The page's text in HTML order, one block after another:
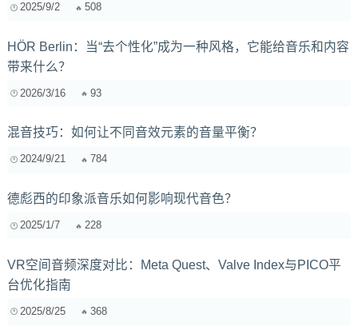
2025/9/2 508
HÖR Berlin：当“去个性化”成为一种风格，它能给音乐和内容
带来什么？
2026/3/16 93
混音技巧：如何让不同音效元素的音量平衡？
2024/9/21 784
德彪西的印象派音乐如何影响现代音色？
2025/1/7 228
VR空间音频深度对比：Meta Quest、Valve Index与PICO平
台优化指南
2025/8/25 368